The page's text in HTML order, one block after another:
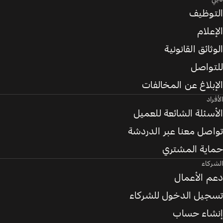
التوظيف
الإعلام
الوثائق القانونية
للتواصل
الإبلاغ عن المخالفات
الأفراد
الأسئلة الشائعة للعميل
تواصل معنا عبر الدردشة
حماية المشتري
الشركاء
دعم الأعمال
تسجيل الدخول للشركاء
إنشاء حساب